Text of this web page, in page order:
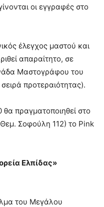
οι εγγραφές στο
έλεγχος μαστού και
απαραίτητο, σε
Μαστογράφου του
προτεραιότητας).
πραγματοποιηθεί στο
Σοφούλη 112) το Pink
Ελπίδας»
του Μεγάλου